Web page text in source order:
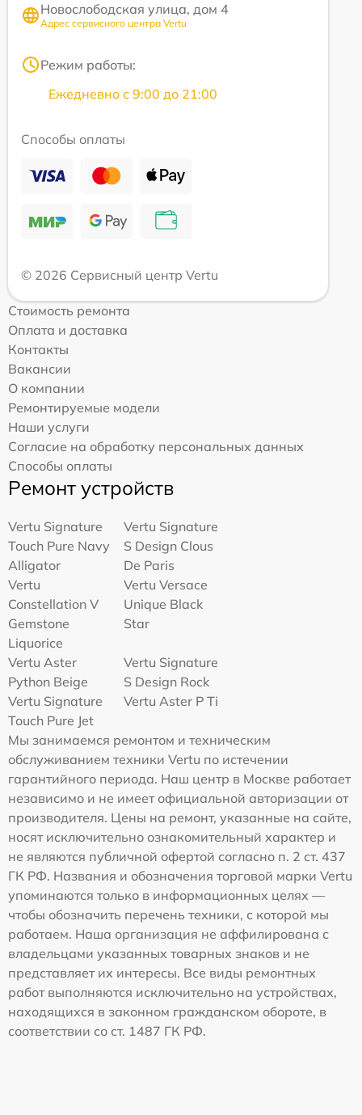
Новослободская улица, дом 4
Адрес сервисного центра Vertu
Режим работы:
Ежедневно с 9:00 до 21:00
Способы оплаты
© 2026 Сервисный центр Vertu
Стоимость ремонта
Оплата и доставка
Контакты
Вакансии
О компании
Ремонтируемые модели
Наши услуги
Согласие на обработку персональных данных
Способы оплаты
Ремонт устройств
Vertu Signature
Touch Pure Navy
Alligator
Vertu Signature
S Design Clous
De Paris
Vertu
Constellation V
Gemstone
Liquorice
Vertu Versace
Unique Black
Star
Vertu Aster
Python Beige
Vertu Signature
S Design Rock
Vertu Signature
Touch Pure Jet
Vertu Aster P Ti
Мы занимаемся ремонтом и техническим
обслуживанием техники Vertu по истечении
гарантийного периода. Наш центр в Москве работает
независимо и не имеет официальной авторизации от
производителя. Цены на ремонт, указанные на сайте,
носят исключительно ознакомительный характер и
не являются публичной офертой согласно п. 2 ст. 437
ГК РФ. Названия и обозначения торговой марки Vertu
упоминаются только в информационных целях —
чтобы обозначить перечень техники, с которой мы
работаем. Наша организация не аффилирована с
владельцами указанных товарных знаков и не
представляет их интересы. Все виды ремонтных
работ выполняются исключительно на устройствах,
находящихся в законном гражданском обороте, в
соответствии со ст. 1487 ГК РФ.